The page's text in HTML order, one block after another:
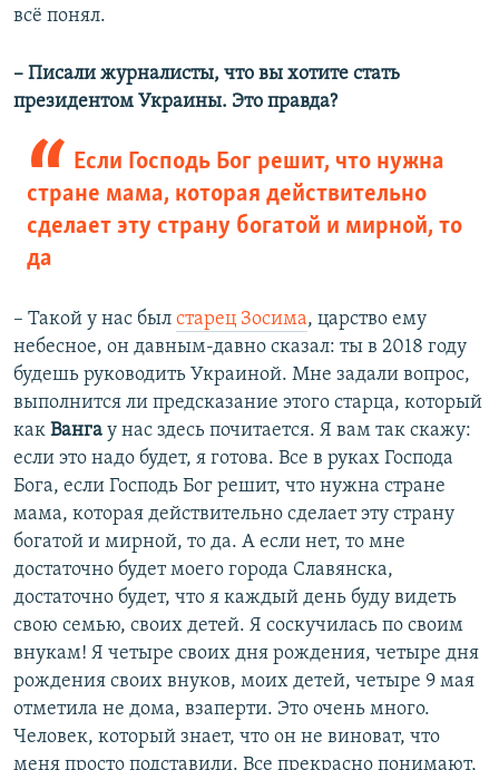
всё понял.
– Писали журналисты, что вы хотите стать
президентом Украины. Это правда?
Если Господь Бог решит, что нужна
стране мама, которая действительно
сделает эту страну богатой и мирной, то
да
– Такой у нас был старец Зосима, царство ему
небесное, он давным-давно сказал: ты в 2018 году
будешь руководить Украиной. Мне задали вопрос,
выполнится ли предсказание этого старца, который
как Ванга у нас здесь почитается. Я вам так скажу:
если это надо будет, я готова. Все в руках Господа
Бога, если Господь Бог решит, что нужна стране
мама, которая действительно сделает эту страну
богатой и мирной, то да. А если нет, то мне
достаточно будет моего города Славянска,
достаточно будет, что я каждый день буду видеть
свою семью, своих детей. Я соскучилась по своим
внукам! Я четыре своих дня рождения, четыре дня
рождения своих внуков, моих детей, четыре 9 мая
отметила не дома, взаперти. Это очень много.
Человек, который знает, что он не виноват, что
меня просто подставили. Все прекрасно понимают,